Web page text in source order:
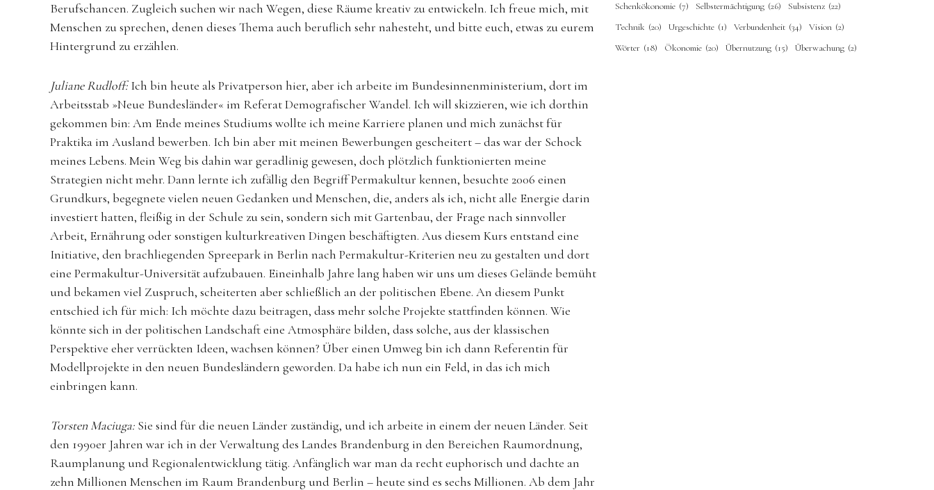
Berufschancen. Zugleich suchen wir nach Wegen, diese Räume kreativ zu entwickeln. Ich freue mich, mit
Menschen zu sprechen, denen dieses Thema auch beruflich sehr nahesteht, und bitte euch, etwas zu eurem
Hintergrund zu erzählen.
Juliane Rudloff:Ich bin heute als Privatperson hier, aber ich arbeite im Bundesinnenministerium, dort im
Arbeitsstab »Neue Bundesländer« im Referat Demografischer Wandel. Ich will skizzieren, wie ich dorthin
gekommen bin: Am Ende meines Studiums wollte ich meine Karriere planen und mich zunächst für
Praktika im Ausland bewerben. Ich bin aber mit meinen Bewerbungen gescheitert – das war der Schock
meines Lebens. Mein Weg bis dahin war geradlinig gewesen, doch plötzlich funktionierten meine
Strategien nicht mehr. Dann lernte ich zufällig den Begriff Permakultur kennen, besuchte 2006 einen
Grundkurs, begegnete vielen neuen Gedanken und Menschen, die, anders als ich, nicht alle Energie darin
investiert hatten, fleißig in der Schule zu sein, sondern sich mit Gartenbau, der Frage nach sinnvoller
Arbeit, Ernährung oder sonstigen kulturkreativen Dingen beschäftigten. Aus diesem Kurs entstand eine
Initiative, den brachliegenden Spreepark in Berlin nach Permakultur-Kriterien neu zu gestalten und dort
eine Permakultur-Universität aufzubauen. Eineinhalb Jahre lang haben wir uns um dieses Gelände bemüht
und bekamen viel Zuspruch, scheiterten aber schließlich an der politischen Ebene. An diesem Punkt
entschied ich für mich: Ich möchte dazu beitragen, dass mehr solche Projekte stattfinden können. Wie
könnte sich in der politischen Landschaft eine Atmosphäre bilden, dass solche, aus der klassischen
Perspektive eher verrückten Ideen, wachsen können? Über einen Umweg bin ich dann Referentin für
Modellprojekte in den neuen Bundesländern geworden. Da habe ich nun ein Feld, in das ich mich
einbringen kann.
Torsten Maciuga: Sie sind für die neuen Länder zuständig, und ich arbeite in einem der neuen Länder. Seit
den 1990er Jahren war ich in der Verwaltung des Landes Brandenburg in den Bereichen Raumordnung,
Raumplanung und Regionalentwicklung tätig. Anfänglich war man da recht euphorisch und dachte an
zehn Millionen Menschen im Raum Brandenburg und Berlin – heute sind es sechs Millionen. Ab dem Jahr
Schenkökonomie (7) Selbstermächtigung (26) Subsistenz (22)
Technik (20) Urgeschichte (1) Verbundenheit (34) Vision (2)
Wörter (18) Ökonomie (20) Übernutzung (15) Überwachung (2)